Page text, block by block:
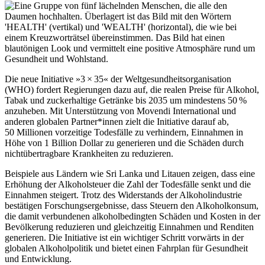
Die neue Initiative »3 × 35« der Weltgesundheitsorganisation
(WHO) fordert Regierungen dazu auf, die realen Preise für Alkohol,
Tabak und zuckerhaltige Getränke bis 2035 um mindestens 50 %
anzuheben. Mit Unterstützung von Movendi International und
anderen globalen Partner*innen zielt die Initiative darauf ab,
50 Millionen vorzeitige Todesfälle zu verhindern, Einnahmen in
Höhe von 1 Billion Dollar zu generieren und die Schäden durch
nichtübertragbare Krankheiten zu reduzieren.
Beispiele aus Ländern wie Sri Lanka und Litauen zeigen, dass eine
Erhöhung der Alkoholsteuer die Zahl der Todesfälle senkt und die
Einnahmen steigert. Trotz des Widerstands der Alkoholindustrie
bestätigen Forschungsergebnisse, dass Steuern den Alkoholkonsum,
die damit verbundenen alkoholbedingten Schäden und Kosten in der
Bevölkerung reduzieren und gleichzeitig Einnahmen und Renditen
generieren. Die Initiative ist ein wichtiger Schritt vorwärts in der
globalen Alkoholpolitik und bietet einen Fahrplan für Gesundheit
und Entwicklung.